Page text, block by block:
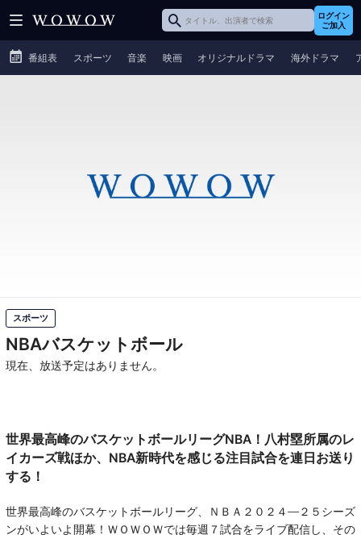
ログイン
ご加入
番組表 スポーツ 音楽 映画 オリジナルドラマ 海外ドラマ
スポーツ
NBAバスケットボール
現在、放送予定はありません。
世界最高峰のバスケットボールリーグNBA！八村塁所属のレ
イカーズ戦ほか、NBA新時代を感じる注目試合を連日お送り
する！
世界最高峰のバスケットボールリーグ、ＮＢＡ２０２４―２５シーズ
ンがいよいよ開幕！ＷＯＷＯＷでは毎週７試合をライブ配信し、その